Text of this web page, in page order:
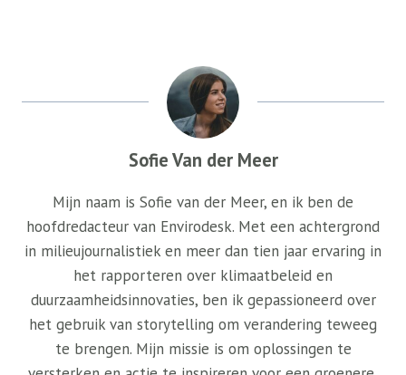
Sofie Van der Meer
Mijn naam is Sofie van der Meer, en ik ben de
hoofdredacteur van Envirodesk. Met een achtergrond
in milieujournalistiek en meer dan tien jaar ervaring in
het rapporteren over klimaatbeleid en
duurzaamheidsinnovaties, ben ik gepassioneerd over
het gebruik van storytelling om verandering teweeg
te brengen. Mijn missie is om oplossingen te